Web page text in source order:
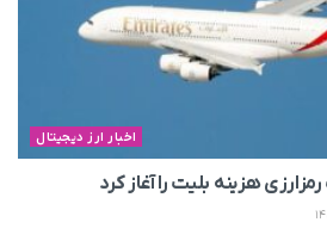
اخبار ارز دیجیتال
هزینه بلیت را آغاز کرد